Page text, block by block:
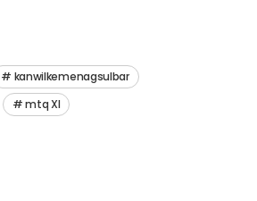
kanwilkemenagsulbar
mtq XI